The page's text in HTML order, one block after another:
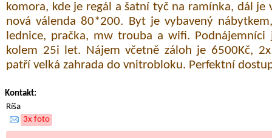
komora, kde je regál a šatní tyč na ramínka, dál je
nová válenda 80*200. Byt je vybavený
lednice, pračka, mw trouba a wifi.
kolem 25i let. Nájem včetně záloh je 6500Kč,
patří velká zahrada do vnitrobloku. Perfektní
Kontakt:
Ríša
3x foto